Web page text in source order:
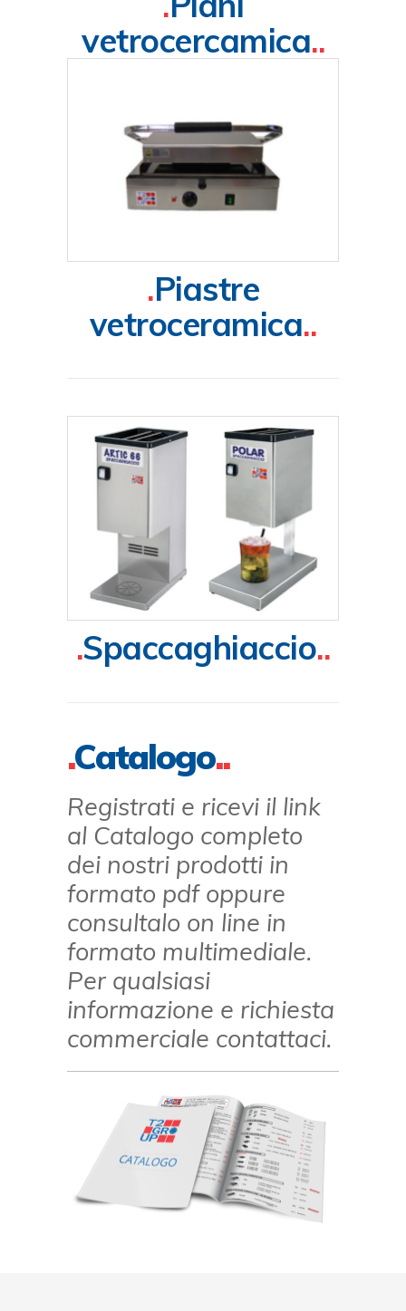
vetrocercamica..
.Piastre
vetroceramica..
.Spaccaghiaccio..
.Catalogo..
Registrati e ricevi il link
al Catalogo completo
dei nostri prodotti in
formato pdf oppure
consultalo on line in
formato multimediale.
Per qualsiasi
informazione e richiesta
commerciale contattaci.